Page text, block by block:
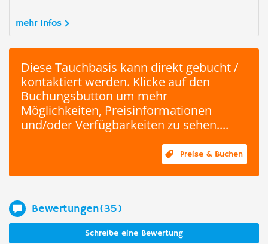
mehr Infos
Diese Tauchbasis kann direkt gebucht /
kontaktiert werden. Klicke auf den
Buchungsbutton um mehr
Möglichkeiten, Preisinformationen
und/oder Verfügbarkeiten zu sehen....
Preise & Buchen
Bewertungen(35)
Schreibe eine Bewertung